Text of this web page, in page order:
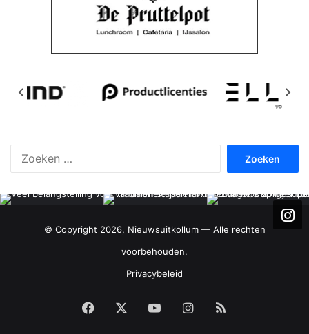
© Copyright 2026, Nieuwsuitkollum — Alle rechten
voorbehouden.
Privacybeleid
Facebook YouTubeInstagram
RSS